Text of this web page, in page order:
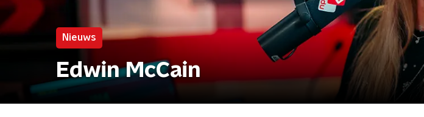
Nieuws
Edwin McCain